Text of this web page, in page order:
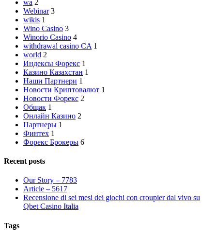
wa 2
Webinar 3
wikis 1
Wino Casino 3
Winorio Casino 4
withdrawal casino CA 1
world 2
Индексы Форекс 1
Казино Казахстан 1
Наши Партнери 1
Новости Криптовалют 1
Новости Форекс 2
Общак 1
Онлайн Казино 2
Партнеры 1
Финтех 1
Форекс Брокеры 6
Recent posts
Our Story – 7783
Article – 5617
Recensione di sei mesi dei giochi con croupier dal vivo su
Qbet Casino Italia
Tags